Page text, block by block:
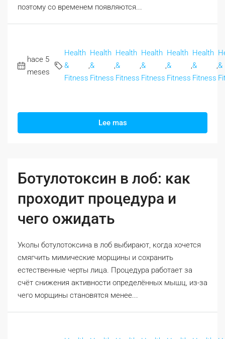
поэтому со временем появляются...
hace 5
meses
Health
&
Fitness
,
Health
&
Fitness
,
Health
&
Fitness
,
Health
&
Fitness
,
Health
&
Fitness
,
Health
&
Fitness
,&
Lee mas
Ботулотоксин в лоб: как
проходит процедура и
чего ожидать
Уколы ботулотоксина в лоб выбирают, когда хочется
смягчить мимические морщины и сохранить
естественные черты лица. Процедура работает за
счёт снижения активности определённых мышц, из-за
чего морщины становятся менее...